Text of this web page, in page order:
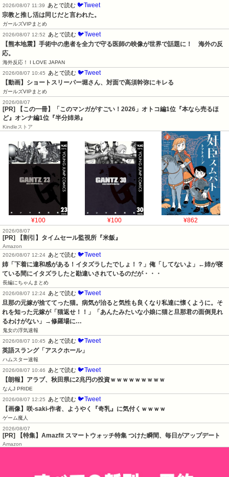
2026/08/07 11:39 あとで読む 🐦Tweet
宗教と推し活は同じだと言われた。
ガールズVIPまとめ
2026/08/07 12:52
あとで読む 🐦Tweet
【熊本地震】手術中の患者を全力で守る医師の映像が世界で話題に！　海外の反
応。
海外反応！ I LOVE JAPAN
2026/08/07 10:45
あとで読む 🐦Tweet
【動画】ショートスリーパー堀さん、対面で高須幹弥にキレる
ガールズVIPまとめ
2026/08/07
[PR] 【この一冊】「このマンガがすごい！2026」オトコ編1位『本なら売るほ
ど』オンナ編1位『半分姉弟』
Kindleストア
¥100 ¥100 ¥862
2026/08/07
[PR] 【割引】タイムセール監視所『米飯』
Amazon
2026/08/07 12:24 あとで読む 🐦Tweet
姉「下着に違和感がある！イタズラしたでしょ！？」俺「してないよ」←姉が寝
ている間にイタズラしたと勘違いされているのだが・・・
長編にちゃんまとめ
2026/08/07 12:24 あとで読む 🐦Tweet
旦那の元嫁が捨ててった猫。病気が治ると気性も良くなり私達に懐くように。そ
れを知った元嫁が「猫返せ！！」「あんたみたいな小娘に猫と旦那君の面倒見れ
るわけがない」→修羅場に…
鬼女の浮気速報
2026/08/07 10:45
あとで読む 🐦Tweet
英語スラング「アスクホール」
ハムスター速報
2026/08/07 10:46
あとで読む 🐦Tweet
【朗報】アラブ、秋田県に2兆円の投資ｗｗｗｗｗｗｗｗｗ
なんJ PRIDE
2026/08/07 12:25
あとで読む 🐦Tweet
【画像】咲-saki-作者、ようやく『奇乳』に気付くｗｗｗｗ
ゲーム魔人
2026/08/07
[PR] 【特集】Amazfit スマートウォッチ特集 つけた瞬間、毎日がアップデート
Amazon